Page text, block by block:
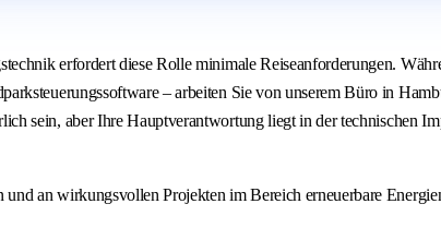
erfordert diese Rolle minimale Reiseanforderungen.
– arbeiten Sie von unserem Büro in
sein, aber Ihre Hauptverantwortung liegt in der technischen
an wirkungsvollen Projekten im Bereich erneuerbare